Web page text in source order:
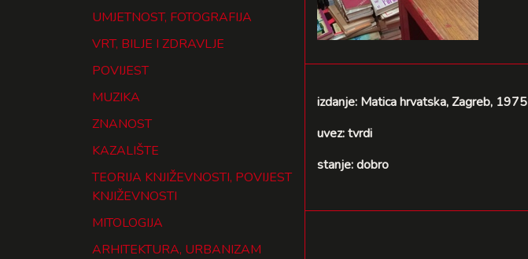
UMJETNOST, FOTOGRAFIJA
VRT, BILJE I ZDRAVLJE
POVIJEST
MUZIKA
ZNANOST
KAZALIŠTE
TEORIJA KNJIŽEVNOSTI, POVIJEST
KNJIŽEVNOSTI
MITOLOGIJA
ARHITEKTURA, URBANIZAM
izdanje: Matica hrvatska, Zagreb, 1975
uvez: tvrdi
stanje: dobro